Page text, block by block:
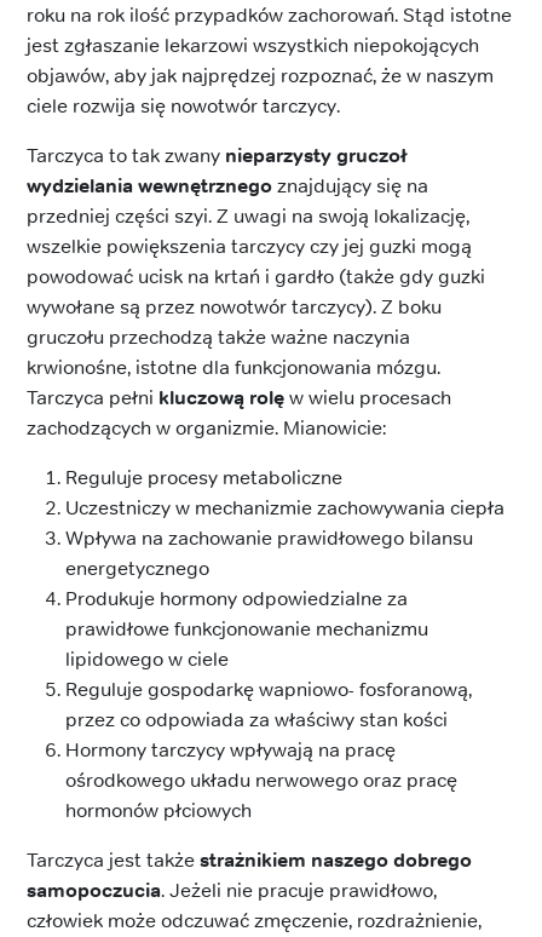
roku na rok ilość przypadków zachorowań. Stąd istotne
jest zgłaszanie lekarzowi wszystkich niepokojących
objawów, aby jak najprędzej rozpoznać, że w naszym
ciele rozwija się nowotwór tarczycy.
Tarczyca to tak zwany nieparzysty gruczoł
wydzielania wewnętrznegoznajdujący się na
przedniej części szyi. Z uwagi na swoją lokalizację,
wszelkie powiększenia tarczycy czy jej guzki mogą
powodować ucisk na krtań i gardło (także gdy guzki
wywołane są przez nowotwór tarczycy). Z boku
gruczołu przechodzą także ważne naczynia
krwionośne, istotne dla funkcjonowania mózgu.
Tarczyca pełni kluczową rolęw wielu procesach
zachodzących w organizmie. Mianowicie:
Reguluje procesy metaboliczne
Uczestniczy w mechanizmie zachowywania ciepła
Wpływa na zachowanie prawidłowego bilansu
energetycznego
Produkuje hormony odpowiedzialne za
prawidłowe funkcjonowanie mechanizmu
lipidowego w ciele
Reguluje gospodarkę wapniowo- fosforanową,
przez co odpowiada za właściwy stan kości
Hormony tarczycy wpływają na pracę
ośrodkowego układu nerwowego oraz pracę
hormonów płciowych
Tarczyca jest takżestrażnikiem naszego dobrego
samopoczucia. Jeżeli nie pracuje prawidłowo,
człowiek może odczuwać zmęczenie, rozdrażnienie,